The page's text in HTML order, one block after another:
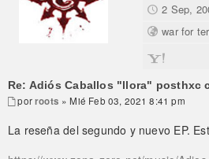
2 Sep,
war for
Re: Adiós Caballos "llora" posthxc
porroots » Mié Feb 03, 2021 8:41 pm
La reseña del segundo y nuevo EP.